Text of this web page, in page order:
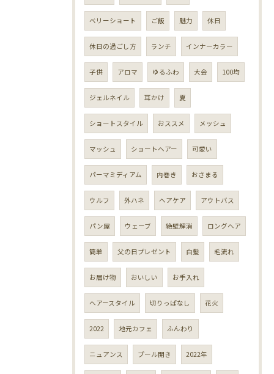
ベリーショート ご飯 魅力 休日
休日の過ごし方 ランチ インナーカラー
子供 アロマ ゆるふわ 大会 100均
ジェルネイル 耳かけ 夏
ショートスタイル おススメ メッシュ
マッシュ ショートヘアー 可愛い
パーマミディアム 内巻き おさまる
ウルフ 外ハネ ヘアケア アウトバス
パン屋 ウェーブ 絶壁解消 ロングヘア
簡単 父の日プレゼント 白髪 毛流れ
お届け物 おいしい お手入れ
ヘアースタイル 切りっぱなし 花火
2022 地元カフェ ふんわり
ニュアンス プール開き 2022年